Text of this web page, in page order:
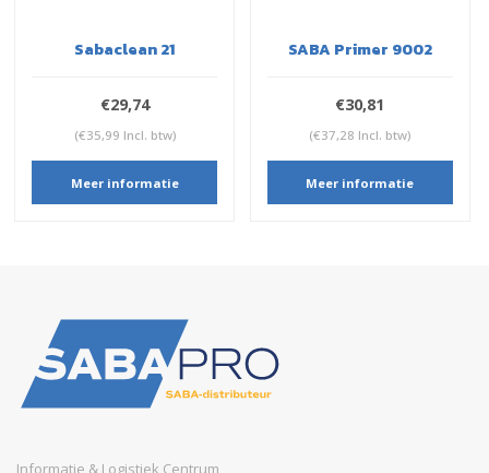
Sabaclean 21
€29,74
(€35,99 Incl. btw)
Meer informatie
SABA Primer 9002
€30,81
(€37,28 Incl. btw)
Meer informatie
Informatie & Logistiek Centrum